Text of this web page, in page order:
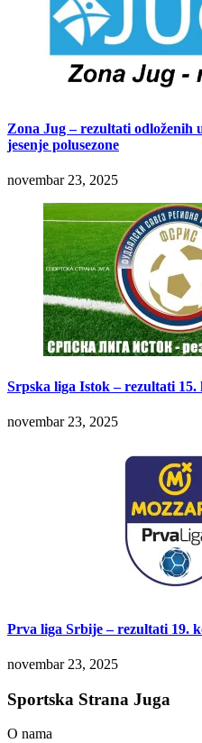
Zona Jug – rezultati odloženih
jesenje polusezone
novembar 23, 2025
Srpska liga Istok – rezultati 15.
novembar 23, 2025
Prva liga Srbije – rezultati 19.
novembar 23, 2025
Sportska Strana Juga
O nama